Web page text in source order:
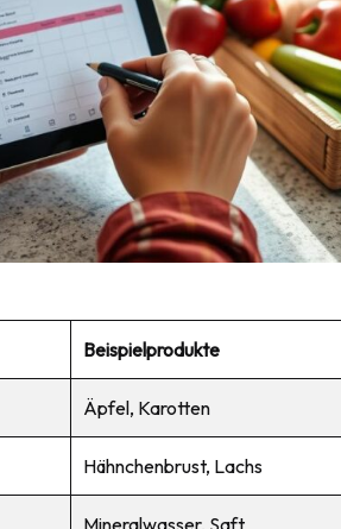
Beispielprodukte
Äpfel, Karotten
Hähnchenbrust, Lachs